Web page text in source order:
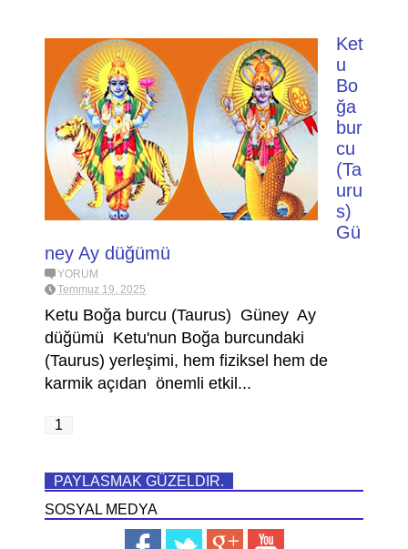
Ket
u
Bo
ğa
bur
cu
(Ta
uru
s)
Gü
ney Ay düğümü
YORUM
Temmuz 19, 2025
Ketu Boğa burcu (Taurus) Güney Ay
düğümü Ketu'nun Boğa burcundaki
(Taurus) yerleşimi, hem fiziksel hem de
karmik açıdan önemli etkil...
1
PAYLASMAK GÜZELDIR.
SOSYAL MEDYA